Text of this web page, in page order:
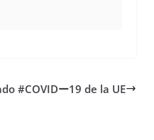
#COVIDー19 de la UE